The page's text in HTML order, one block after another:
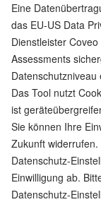
Eine
das EU-US Data
Dienstleister
Assessments
Datenschutzniveau
Das Tool nutzt
ist
Sie können Ihre
Zukunft
Datenschutz-
Einwilligung ab.
Datenschutz-